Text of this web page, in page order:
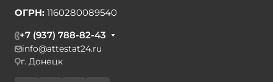
ОГРН: 1160280089540
+7 (937) 788-82-43
info@attestat24.ru
г. Донецк